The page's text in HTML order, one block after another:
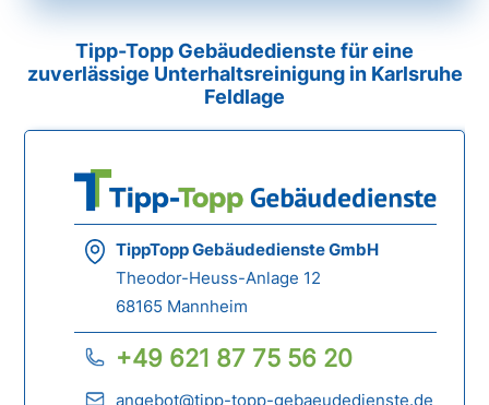
Tipp-Topp Gebäudedienste für eine
zuverlässige Unterhaltsreinigung in Karlsruhe
Feldlage
TippTopp Gebäudedienste GmbH
Theodor-Heuss-Anlage 12
68165 Mannheim
+49 621 87 75 56 20
angebot@tipp-topp-gebaeudedienste.de